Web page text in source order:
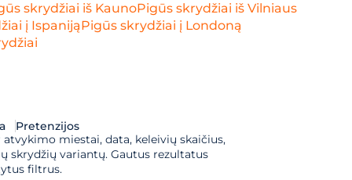
skrydžiai iš KaunoPigūs skrydžiai iš Vilniaus
į IspanijąPigūs skrydžiai į Londoną
Pretenzijos
miestai, data, keleivių skaičius,
skrydžių variantų. Gautus rezultatus
filtrus.